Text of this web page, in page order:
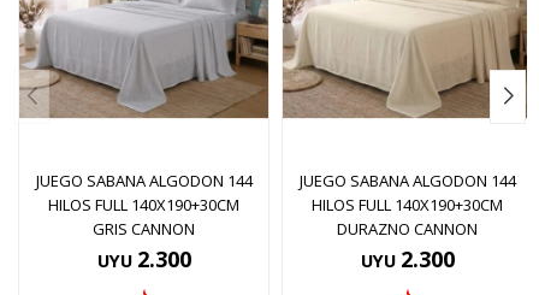
JUEGO SABANA ALGODON 144
HILOS FULL 140X190+30CM
GRIS CANNON
UYU 2.300
JUEGO SABANA ALGODON 144
HILOS FULL 140X190+30CM
DURAZNO CANNON
UYU 2.300